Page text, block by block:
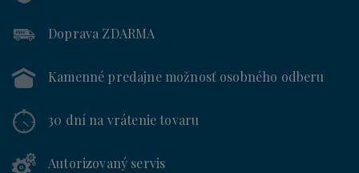
Doprava ZDARMA
Kamenné predajnemožnosť osobného odberu
30 dní na vrátenie tovaru
Autorizovaný servis